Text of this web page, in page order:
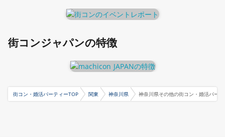
街コンジャパンの特徴
街コン・婚活パーティーTOP 関東 神奈川県 神奈川県その他の街コン・婚活パー